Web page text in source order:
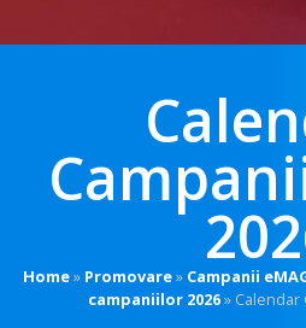
Home» Promovare» Campanii
campaniilor 2026» Calendar